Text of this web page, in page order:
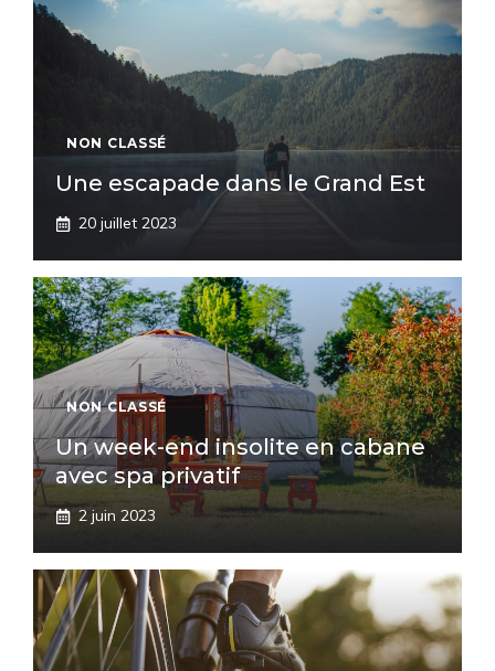
NON CLASSÉ
Une escapade dans le Grand Est
20 juillet 2023
NON CLASSÉ
Un week-end insolite en cabane
avec spa privatif
2 juin 2023